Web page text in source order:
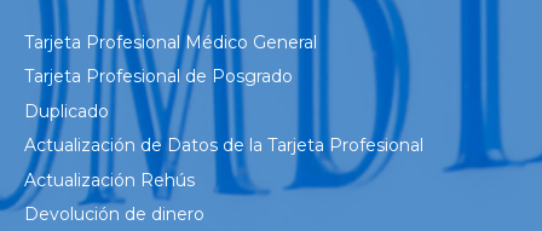
Loading. Please wait.
Tarjeta Profesional Médico General
Tarjeta Profesional de Posgrado
Duplicado
Actualización de Datos de la Tarjeta Profesional
Actualización Rehús
Devolución de dinero